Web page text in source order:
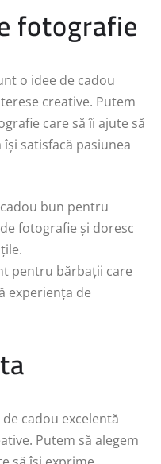
fotografie
o idee de cadou
creative. Putem
care să îi ajute să
satisfacă pasiunea
bun pentru
fotografie și doresc
pentru bărbații care
experiența de
cadou excelentă
Putem să alegem